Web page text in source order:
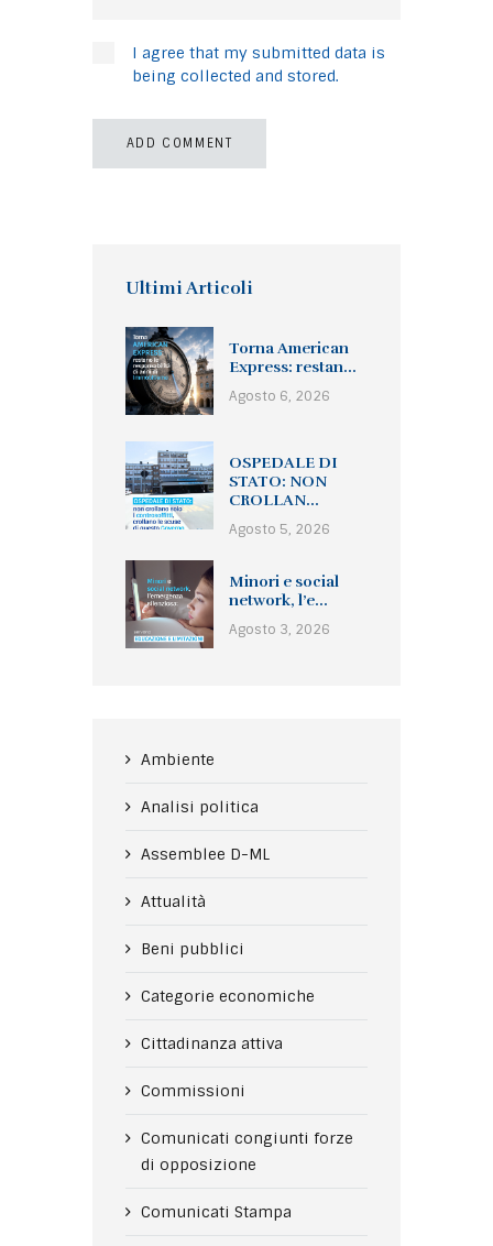
I agree that my submitted data is
being collected and stored.
Ultimi Articoli
Torna American
Express: restan...
Agosto 6, 2026
OSPEDALE DI
STATO: NON
CROLLAN...
Agosto 5, 2026
Minori e social
network, l’e...
Agosto 3, 2026
Ambiente
Analisi politica
Assemblee D-ML
Attualità
Beni pubblici
Categorie economiche
Cittadinanza attiva
Commissioni
Comunicati congiunti forze
di opposizione
Comunicati Stampa